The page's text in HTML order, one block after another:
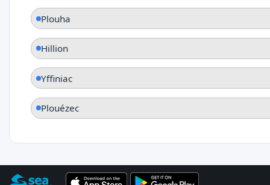
Plouha
Hillion
Yffiniac
Plouézec